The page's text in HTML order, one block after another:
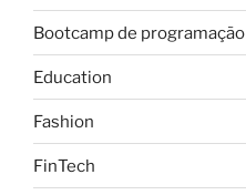
Bootcamp de programação
Education
Fashion
FinTech